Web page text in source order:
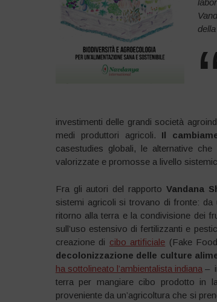
investimenti delle grandi società
medi produttori agricoli. Il
casestudies globali, le alternative
valorizzate e promosse a livello
Fra gli autori del rapporto Vandana
sistemi agricoli si trovano di fronte:
ritorno alla terra e la condivisione dei
sull’uso estensivo di fertilizzanti e
creazione di cibo artificiale (Fake
decolonizzazione delle culture
ha sottolineato l’ambientalista indiana –
terra per mangiare cibo prodotto in
proveniente da un’agricoltura che si